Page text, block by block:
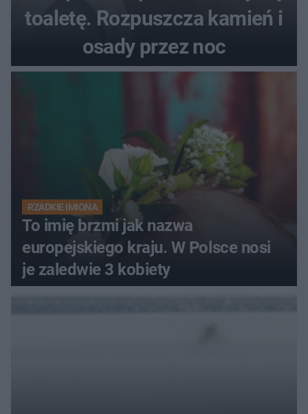
toaletę. Rozpuszcza kamień i
osady przez noc
RZADKIE IMIONA
To imię brzmi jak nazwa
europejskiego kraju. W Polsce nosi
je zaledwie 3 kobiety